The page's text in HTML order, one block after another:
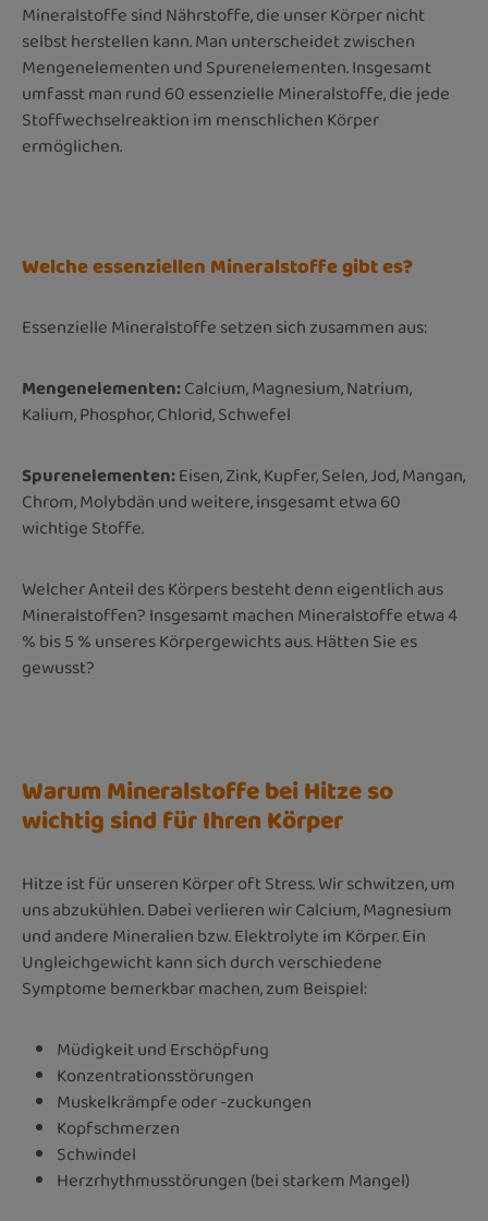
Mineralstoffe sind Nährstoffe, die unser Körper nicht
selbst herstellen kann. Man unterscheidet zwischen
Mengenelementen und Spurenelementen. Insgesamt
umfasst man rund 60 essenzielle Mineralstoffe, die jede
Stoffwechselreaktion im menschlichen Körper
ermöglichen.
Welche essenziellen Mineralstoffe gibt es?
Essenzielle Mineralstoffe setzen sich zusammen aus:
Mengenelementen:Calcium, Magnesium, Natrium,
Kalium, Phosphor, Chlorid, Schwefel
Spurenelementen:Eisen, Zink, Kupfer, Selen, Jod, Mangan,
Chrom, Molybdän und weitere, insgesamt etwa 60
wichtige Stoffe.
Welcher Anteil des Körpers besteht denn eigentlich aus
Mineralstoffen? Insgesamt machen Mineralstoffe etwa 4
% bis 5 % unseres Körpergewichts aus. Hätten Sie es
gewusst?
Warum Mineralstoffe bei Hitze so
wichtig sind für Ihren Körper
Hitze ist für unseren Körper oft Stress. Wir schwitzen, um
uns abzukühlen. Dabei verlieren wir Calcium, Magnesium
und andere Mineralien bzw. Elektrolyte im Körper. Ein
Ungleichgewicht kann sich durch verschiedene
Symptome bemerkbar machen, zum Beispiel:
Müdigkeit und Erschöpfung
Konzentrationsstörungen
Muskelkrämpfe oder ­-zuckungen
Kopfschmerzen
Schwindel
Herzrhythmusstörungen (bei starkem Mangel)